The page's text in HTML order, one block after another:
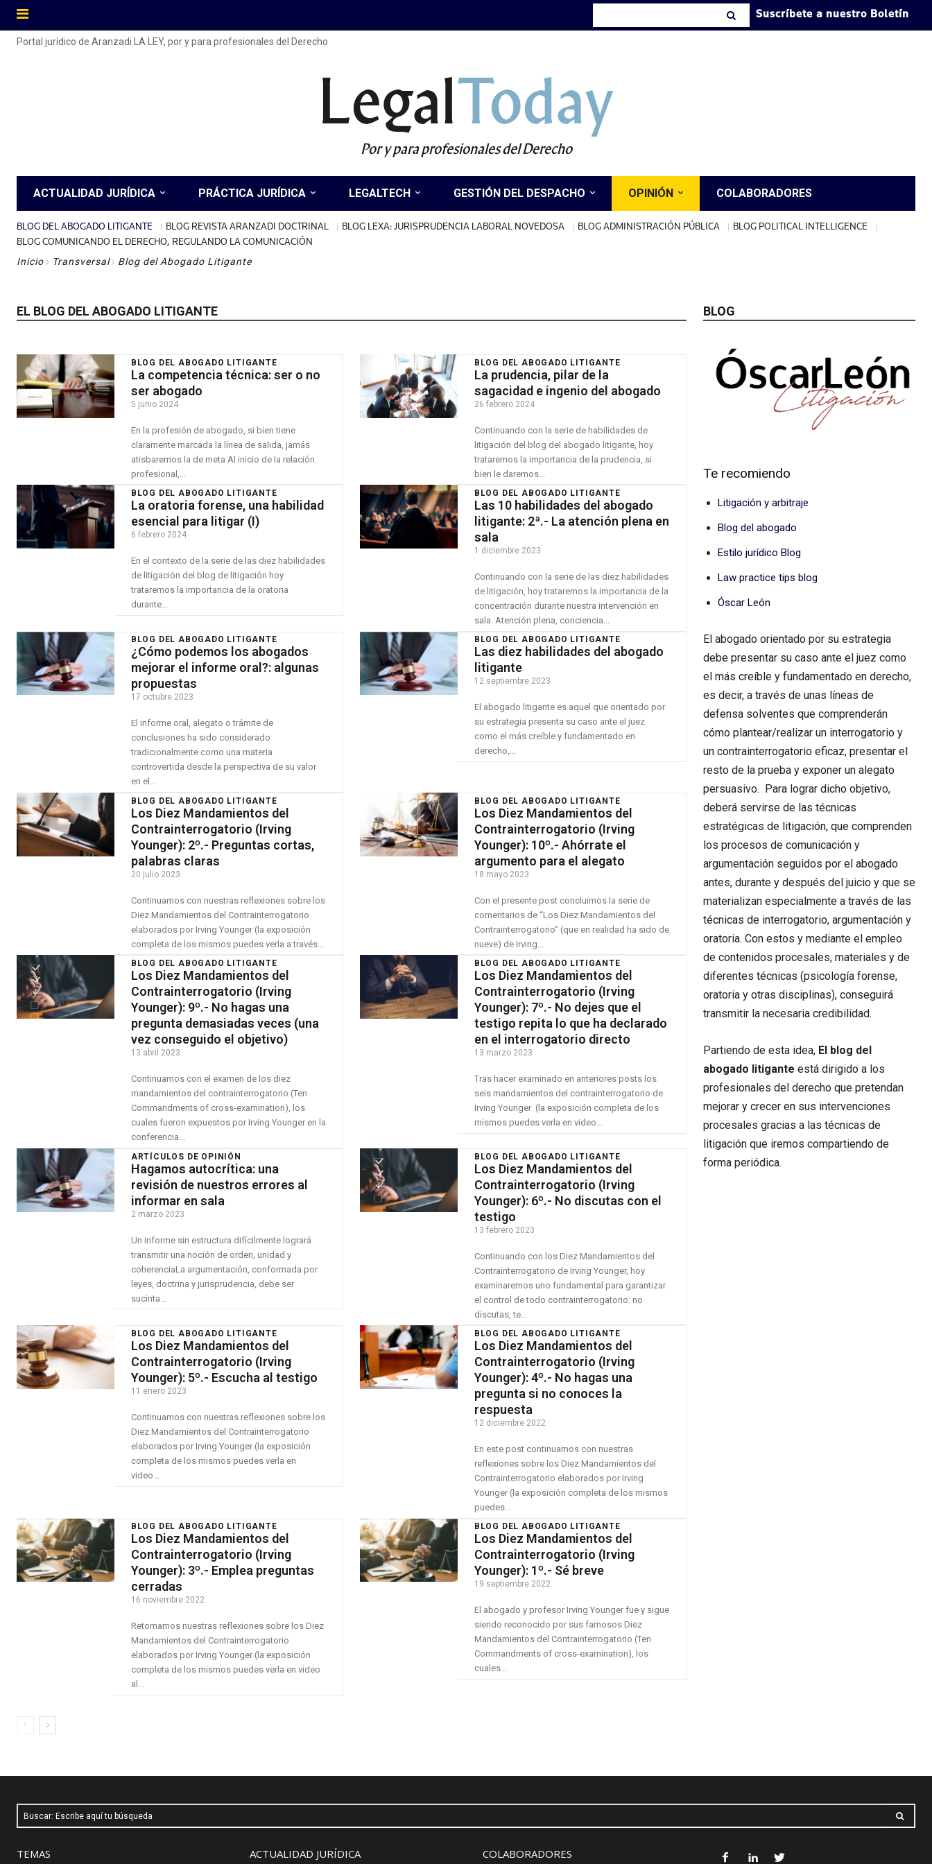
Suscríbete a nuestro Boletín
Portal jurídico de Aranzadi LA LEY, por y para profesionales del Derecho
LegalToday
Por y para profesionales del Derecho
ACTUALIDAD JURÍDICA PRÁCTICA JURÍDICA LEGALTECH GESTIÓN DEL DESPACHO OPINIÓN COLABORADORES
BLOG DEL ABOGADO LITIGANTE BLOG REVISTA ARANZADI DOCTRINAL BLOG LEXA: JURISPRUDENCIA LABORAL NOVEDOSA BLOG ADMINISTRACIÓN PÚBLICA
BLOG POLITICAL INTELLIGENCE
BLOG COMUNICANDO EL DERECHO, REGULANDO LA COMUNICACIÓN
Inicio
Transversal Blog del Abogado Litigante
EL BLOG DEL ABOGADO LITIGANTE
BLOG DEL ABOGADO LITIGANTE
La competencia técnica: ser o no
ser abogado
5 junio 2024
En la profesión de abogado, si bien tiene
claramente marcada la línea de salida, jamás
atisbaremos la de meta Al inicio de la relación
profesional,...
BLOG DEL ABOGADO LITIGANTE
La prudencia, pilar de la
sagacidad e ingenio del abogado
26 febrero 2024
Continuando con la serie de habilidades de
litigación del blog del abogado litigante, hoy
trataremos la importancia de la prudencia, si
bien le daremos...
BLOG DEL ABOGADO LITIGANTE
La oratoria forense, una habilidad
esencial para litigar (I)
6 febrero 2024
En el contexto de la serie de las diez habilidades
de litigación del blog de litigación hoy
trataremos la importancia de la oratoria
durante...
BLOG DEL ABOGADO LITIGANTE
Las 10 habilidades del abogado
litigante: 2ª.- La atención plena en
sala
1 diciembre 2023
Continuando con la serie de las diez habilidades
de litigación, hoy trataremos la importancia de la
concentración durante nuestra intervención en
sala. Atención plena, conciencia...
BLOG DEL ABOGADO LITIGANTE
¿Cómo podemos los abogados
mejorar el informe oral?: algunas
propuestas
17 octubre 2023
El informe oral, alegato o trámite de
conclusiones ha sido considerado
tradicionalmente como una materia
controvertida desde la perspectiva de su valor
en el...
BLOG DEL ABOGADO LITIGANTE
Las diez habilidades del abogado
litigante
12 septiembre 2023
El abogado litigante es aquel que orientado por
su estrategia presenta su caso ante el juez
como el más creíble y fundamentado en
derecho,...
BLOG DEL ABOGADO LITIGANTE
Los Diez Mandamientos del
Contrainterrogatorio (Irving
Younger): 2º.- Preguntas cortas,
palabras claras
20 julio 2023
Continuamos con nuestras reflexiones sobre los
Diez Mandamientos del Contrainterrogatorio
elaborados por Irving Younger (la exposición
completa de los mismos puedes verla a través...
BLOG DEL ABOGADO LITIGANTE
Los Diez Mandamientos del
Contrainterrogatorio (Irving
Younger): 10º.- Ahórrate el
argumento para el alegato
18 mayo 2023
Con el presente post concluimos la serie de
comentarios de “Los Diez Mandamientos del
Contrainterrogatorio” (que en realidad ha sido de
nueve) de Irving...
BLOG DEL ABOGADO LITIGANTE
Los Diez Mandamientos del
Contrainterrogatorio (Irving
Younger): 9º.- No hagas una
pregunta demasiadas veces (una
vez conseguido el objetivo)
13 abril 2023
Continuamos con el examen de los diez
mandamientos del contrainterrogatorio (Ten
Commandments of cross-examination), los
cuales fueron expuestos por Irving Younger en la
conferencia...
BLOG DEL ABOGADO LITIGANTE
Los Diez Mandamientos del
Contrainterrogatorio (Irving
Younger): 7º.- No dejes que el
testigo repita lo que ha declarado
en el interrogatorio directo
13 marzo 2023
Tras hacer examinado en anteriores posts los
seis mandamientos del contrainterrogatorio de
Irving Younger (la exposición completa de los
mismos puedes verla en video...
ARTÍCULOS DE OPINIÓN
Hagamos autocrítica: una
revisión de nuestros errores al
informar en sala
2 marzo 2023
Un informe sin estructura difícilmente logrará
transmitir una noción de orden, unidad y
coherenciaLa argumentación, conformada por
leyes, doctrina y jurisprudencia, debe ser
sucinta...
BLOG DEL ABOGADO LITIGANTE
Los Diez Mandamientos del
Contrainterrogatorio (Irving
Younger): 6º.- No discutas con el
testigo
13 febrero 2023
Continuando con los Diez Mandamientos del
Contrainterrogatorio de Irving Younger, hoy
examinaremos uno fundamental para garantizar
el control de todo contrainterrogatorio: no
discutas, te...
BLOG DEL ABOGADO LITIGANTE
Los Diez Mandamientos del
Contrainterrogatorio (Irving
Younger): 5º.- Escucha al testigo
11 enero 2023
Continuamos con nuestras reflexiones sobre los
Diez Mandamientos del Contrainterrogatorio
elaborados por Irving Younger (la exposición
completa de los mismos puedes verla en
video...
BLOG DEL ABOGADO LITIGANTE
Los Diez Mandamientos del
Contrainterrogatorio (Irving
Younger): 4º.- No hagas una
pregunta si no conoces la
respuesta
12 diciembre 2022
En este post continuamos con nuestras
reflexiones sobre los Diez Mandamientos del
Contrainterrogatorio elaborados por Irving
Younger (la exposición completa de los mismos
puedes...
BLOG DEL ABOGADO LITIGANTE
Los Diez Mandamientos del
Contrainterrogatorio (Irving
Younger): 3º.- Emplea preguntas
cerradas
16 noviembre 2022
Retomamos nuestras reflexiones sobre los Diez
Mandamientos del Contrainterrogatorio
elaborados por Irving Younger (la exposición
completa de los mismos puedes verla en video
al...
BLOG DEL ABOGADO LITIGANTE
Los Diez Mandamientos del
Contrainterrogatorio (Irving
Younger): 1º.- Sé breve
19 septiembre 2022
El abogado y profesor Irving Younger fue y sigue
siendo reconocido por sus famosos Diez
Mandamientos del Contrainterrogatorio (Ten
Commandments of cross-examination), los
cuales...
BLOG
Te recomiendo
Litigación y arbitraje
Blog del abogado
Estilo jurídico Blog
Law practice tips blog
Óscar León
El abogado orientado por su estrategia
debe presentar su caso ante el juez como
el más creíble y fundamentado en derecho,
es decir, a través de unas líneas de
defensa solventes que comprenderán
cómo plantear/realizar un interrogatorio y
un contrainterrogatorio eficaz, presentar el
resto de la prueba y exponer un alegato
persuasivo. Para lograr dicho objetivo,
deberá servirse de las técnicas
estratégicas de litigación, que comprenden
los procesos de comunicación y
argumentación seguidos por el abogado
antes, durante y después del juicio y que se
materializan especialmente a través de las
técnicas de interrogatorio, argumentación y
oratoria. Con estos y mediante el empleo
de contenidos procesales, materiales y de
diferentes técnicas (psicología forense,
oratoria y otras disciplinas), conseguirá
transmitir la necesaria credibilidad.
Partiendo de esta idea, El blog del
abogado litigante está dirigido a los
profesionales del derecho que pretendan
mejorar y crecer en sus intervenciones
procesales gracias a las técnicas de
litigación que iremos compartiendo de
forma periódica.
Buscar: Escribe aquí tu búsqueda
TEMAS ACTUALIDAD JURÍDICA COLABORADORES